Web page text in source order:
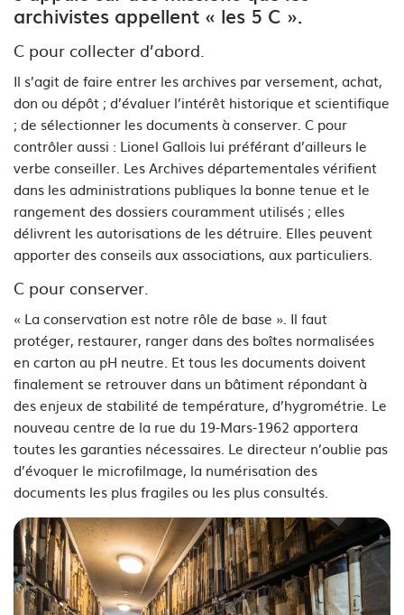
archivistes appellent « les 5 C ».
C pour collecter d’abord.
Il s’agit de faire entrer les archives par versement, achat,
don ou dépôt ; d’évaluer l’intérêt historique et scientifique
; de sélectionner les documents à conserver. C pour
contrôler aussi : Lionel Gallois lui préférant d’ailleurs le
verbe conseiller. Les Archives départementales vérifient
dans les administrations publiques la bonne tenue et le
rangement des dossiers couramment utilisés ; elles
délivrent les autorisations de les détruire. Elles peuvent
apporter des conseils aux associations, aux particuliers.
C pour conserver.
« La conservation est notre rôle de base ». Il faut
protéger, restaurer, ranger dans des boîtes normalisées
en carton au pH neutre. Et tous les documents doivent
finalement se retrouver dans un bâtiment répondant à
des enjeux de stabilité de température, d’hygrométrie. Le
nouveau centre de la rue du 19-Mars-1962 apportera
toutes les garanties nécessaires. Le directeur n’oublie pas
d’évoquer le microfilmage, la numérisation des
documents les plus fragiles ou les plus consultés.